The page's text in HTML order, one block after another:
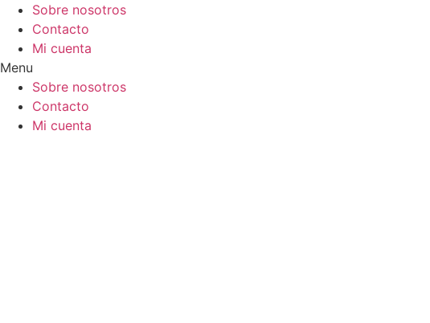
contenido
Sobre nosotros
Contacto
Mi cuenta
Menu
Sobre nosotros
Contacto
Mi cuenta